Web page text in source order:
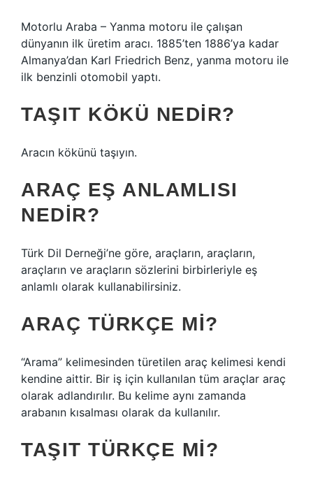
Motorlu Araba – Yanma motoru ile çalışan
dünyanın ilk üretim aracı. 1885’ten 1886’ya kadar
Almanya’dan Karl Friedrich Benz, yanma motoru ile
ilk benzinli otomobil yaptı.
TAŞIT KÖKÜ NEDIR?
Aracın kökünü taşıyın.
ARAÇ EŞ ANLAMLISI
NEDIR?
Türk Dil Derneği’ne göre, araçların, araçların,
araçların ve araçların sözlerini birbirleriyle eş
anlamlı olarak kullanabilirsiniz.
ARAÇ TÜRKÇE MI?
“Arama” kelimesinden türetilen araç kelimesi kendi
kendine aittir. Bir iş için kullanılan tüm araçlar araç
olarak adlandırılır. Bu kelime aynı zamanda
arabanın kısalması olarak da kullanılır.
TAŞIT TÜRKÇE MI?